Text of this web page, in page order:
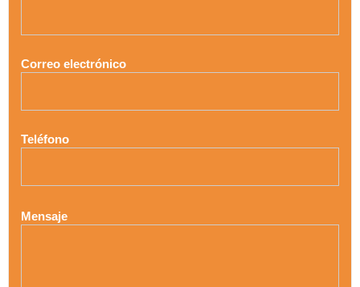
Correo electrónico
Teléfono
Mensaje